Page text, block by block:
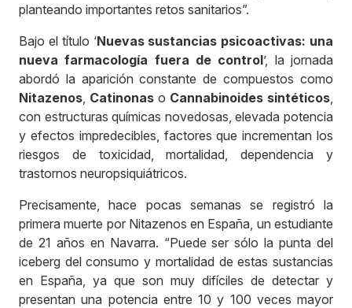
planteando importantes retos sanitarios”.
Bajo el título ‘Nuevas sustancias psicoactivas: una
nueva farmacología fuera de control’, la jornada
abordó la aparición constante de compuestos como
Nitazenos Catinonas o Cannabinoides sintéticos
con estructuras químicas novedosas, elevada potencia
y efectos impredecibles, factores que incrementan los
riesgos de toxicidad, mortalidad, dependencia y
trastornos neuropsiquiátricos.
Precisamente, hace pocas semanas se registró la
primera muerte por Nitazenos en España, un estudiante
de 21 años en Navarra. “Puede ser sólo la punta del
iceberg del consumo y mortalidad de estas sustancias
en España, ya que son muy difíciles de detectar y
presentan una potencia entre 10 y 100 veces mayor